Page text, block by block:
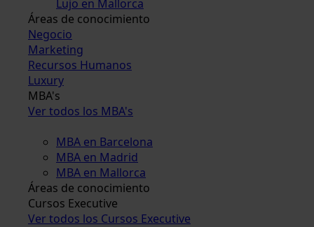
Lujo en Mallorca
Áreas de conocimiento
Negocio
Marketing
Recursos Humanos
Luxury
MBA's
Ver todos los MBA's
MBA en Barcelona
MBA en Madrid
MBA en Mallorca
Áreas de conocimiento
Cursos Executive
Ver todos los Cursos Executive